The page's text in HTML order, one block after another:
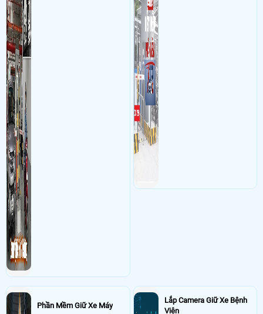
Phần Mềm Giữ Xe Máy
Lắp Camera Giữ Xe Bệnh
Viện